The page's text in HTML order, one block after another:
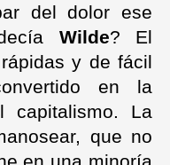
del dolor ese
Wilde? El
y de fácil
en la
capitalismo. La
que no